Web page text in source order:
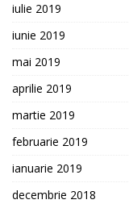
iulie 2019
iunie 2019
mai 2019
aprilie 2019
martie 2019
februarie 2019
ianuarie 2019
decembrie 2018